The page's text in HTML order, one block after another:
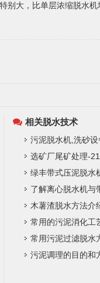
别大，比单层浓缩脱水机
相关脱水技术
污泥脱水机,洗砂
选矿厂尾矿处理-21
绿丰带式压泥脱水
了解离心脱水机与
木薯渣脱水方法介
常用的污泥消化工
常用污泥过滤脱水
污泥调理的目的和